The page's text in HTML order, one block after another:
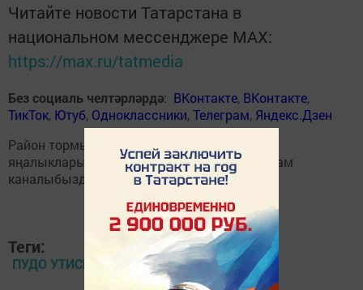
Читайте новости Татарстана в
национальном мессенджере MАХ:
https://max.ru/tatmedia
Без социаль челтәрләрдә: ВКонтакте, ВКонтакте,
ТикТок, Ютуб, Одноклассники,Телеграм, Яндекс.Дзен
Район тормышына кагылышлы иң мөһим
яңалыкларыбызныБалтаси_Хезмэттелеграм
каналыбызда да укыгыз.
Теги:
ПУДО УТИСЬ